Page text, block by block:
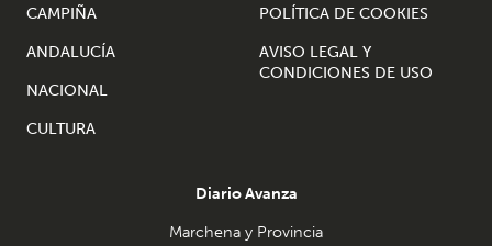
CAMPIÑA
ANDALUCÍA
NACIONAL
CULTURA
POLÍTICA DE COOKIES
AVISO LEGAL Y
CONDICIONES DE USO
Diario Avanza
Marchena y Provincia